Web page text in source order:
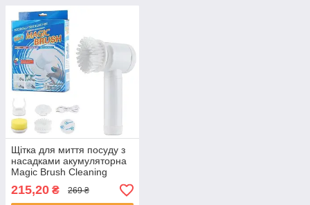
Щітка для миття посуду з
насадками акумуляторна
Magic Brush Cleaning
brush
215,20 ₴ 269 ₴